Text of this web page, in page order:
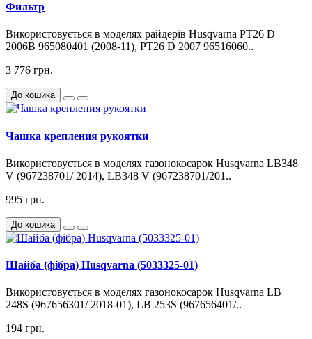
Фильтр
Використовується в моделях райдерів Husqvarna PT26 D
2006B 965080401 (2008-11), PT26 D 2007 96516060..
3 776 грн.
До кошика
Чашка крепления рукоятки
Використовується в моделях газонокосарок Husqvarna LB348
V (967238701/ 2014), LB348 V (967238701/201..
995 грн.
До кошика
Шайба (фібра) Husqvarna (5033325-01)
Використовується в моделях газонокосарок Husqvarna LB
248S (967656301/ 2018-01), LB 253S (967656401/..
194 грн.